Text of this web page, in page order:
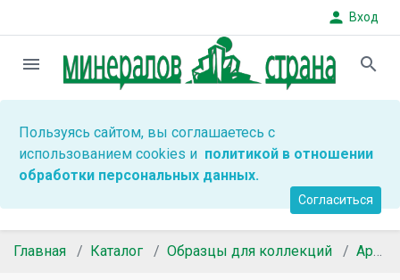
person Вход
menu search
Пользуясь сайтом, вы соглашаетесь с
использованием cookies и политикой в отношении
обработки персональных данных.
Согласиться
Главная Каталог Образцы для коллекций Арагонит